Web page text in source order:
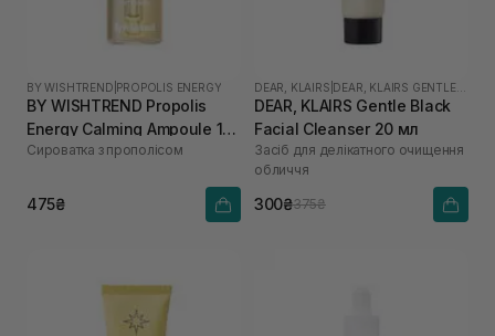
BY WISHTREND PROPOLIS ENERGY
BY WISHTREND Propolis
Energy Calming Ampoule 10
мл
Сироватка з прополісом
475₴
DEAR, KLAIRS
DEAR, KLAIRS Gentle Black
Facial Cleanser 20 мл
Засіб для делікатного очищення
обличчя
300₴375₴